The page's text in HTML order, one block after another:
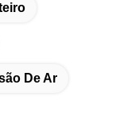
De Ar